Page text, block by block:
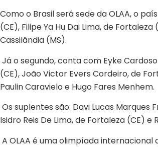
Como o Brasil será sede da OLAA, o
(CE), Filipe Ya Hu Dai Lima, de
Cassilândia (MS).
Já o segundo, conta com Eyke
(CE), João Victor Evers Cordeiro, de
Paulin Caravielo e Hugo Fares Menhem.
Os suplentes são: Davi Lucas Marques
Isidro Reis De Lima, de Fortaleza (CE)
A OLAA é uma olimpíada